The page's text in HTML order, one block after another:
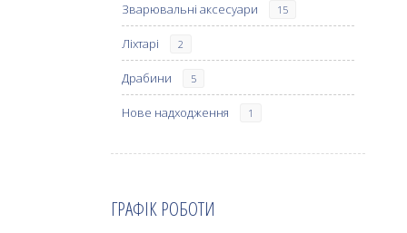
Зварювальні аксесуари 15
Ліхтарі 2
Драбини 5
Нове надходження 1
ГРАФІК РОБОТИ